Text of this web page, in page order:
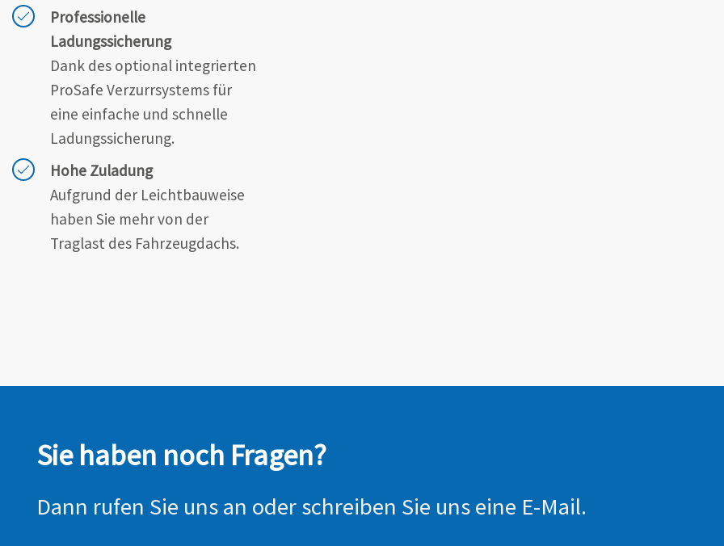
Professionelle
Ladungssicherung
Dank des optional integrierten
ProSafe Verzurrsystems für
eine einfache und schnelle
Ladungssicherung.
Hohe Zuladung
Aufgrund der Leichtbauweise
haben Sie mehr von der
Traglast des Fahrzeugdachs.
Sie haben noch Fragen?
Dann rufen Sie uns an oder schreiben Sie uns eine E-Mail.